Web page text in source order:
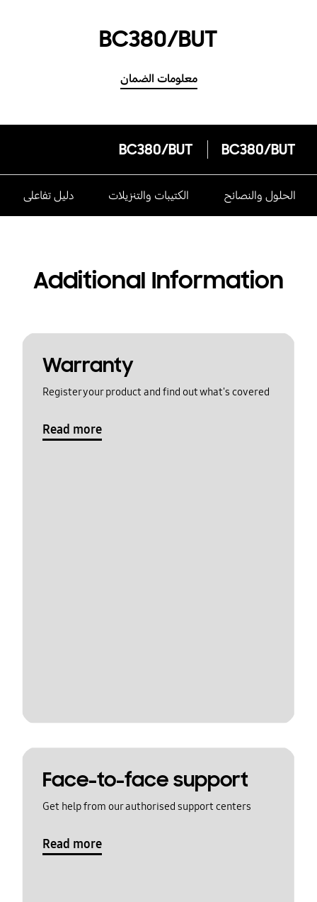
BC380/BUT
معلومات الضمان
BC380/BUT
BC380/BUT
الحلول والنصائح الكتيبات والتنزيلات دليل تفاعلى
Additional Information
Warranty
Register your product and find out what's covered
Read more
Face-to-face support
Get help from our authorised support centers
Read more